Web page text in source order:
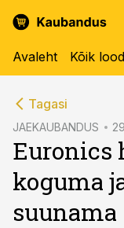
Avaleht Kõik lood
Tagasi
JAEKAUBANDUS
Euronics
koguma
suunama